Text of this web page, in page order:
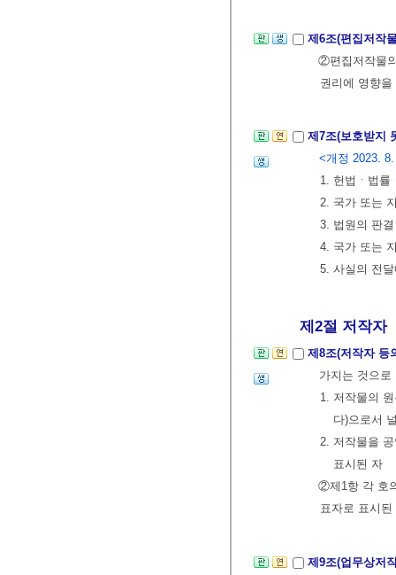
제6조(편집저작
②편집저작물
권리에 영향
제7조(보호받지
<개정 2023.
1. 헌법ㆍ법률
2. 국가 또는
3. 법원의 판
4. 국가 또는
5. 사실의 전
제2절 저작자
제8조(저작자 등
가지는 것으
1. 저작물의
다)으로서
2. 저작물을
표시된 자
②제1항 각 호
표자로 표시
제9조(업무상저